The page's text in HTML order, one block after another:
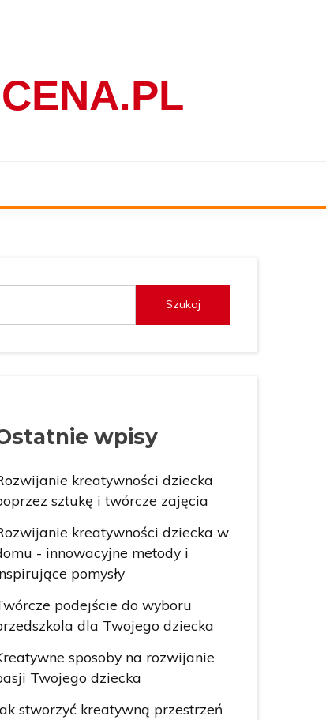
Szukaj
wpisy
kreatywności dziecka
sztukę i twórcze zajęcia
kreatywności dziecka w
- innowacyjne metody i
pomysły
podejście do wyboru
dla Twojego dziecka
sposoby na rozwijanie
Twojego dziecka
stworzyć kreatywną przestrzeń